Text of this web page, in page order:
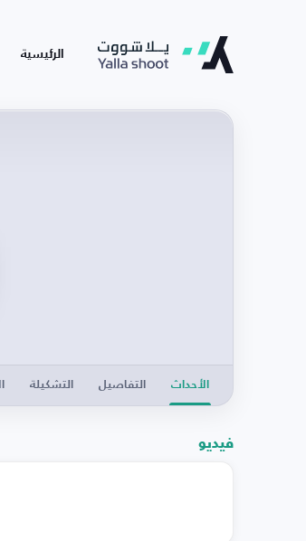
الرئيسية
الأحداث التفاصيل التشكيلة
فيديو